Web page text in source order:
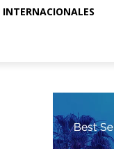
INTERNACIONALES